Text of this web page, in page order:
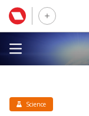
Science